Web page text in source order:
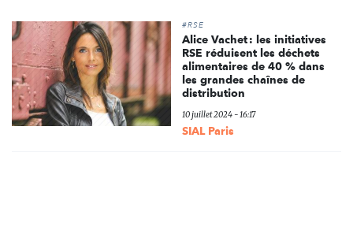
#RSE
Alice Vachet : les initiatives
RSE réduisent les déchets
alimentaires de 40 % dans
les grandes chaînes de
distribution
10 juillet 2024 - 16:17
SIAL Paris